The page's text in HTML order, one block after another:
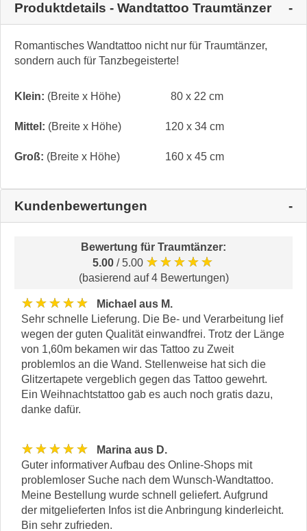
Produktdetails - Wandtattoo Traumtänzer
Romantisches Wandtattoo nicht nur für Traumtänzer,
sondern auch für Tanzbegeisterte!
Klein: (Breite x Höhe) 80 x 22 cm
Mittel: (Breite x Höhe) 120 x 34 cm
Groß: (Breite x Höhe) 160 x 45 cm
Kundenbewertungen
Bewertung für Traumtänzer:
5.00 / 5.00 ★★★★★
(basierend auf 4 Bewertungen)
★★★★★
Michael aus M.
Sehr schnelle Lieferung. Die Be- und Verarbeitung lief
wegen der guten Qualität einwandfrei. Trotz der Länge
von 1,60m bekamen wir das Tattoo zu Zweit
problemlos an die Wand. Stellenweise hat sich die
Glitzertapete vergeblich gegen das Tattoo gewehrt.
Ein Weihnachtstattoo gab es auch noch gratis dazu,
danke dafür.
★★★★★
Marina aus D.
Guter informativer Aufbau des Online-Shops mit
problemloser Suche nach dem Wunsch-Wandtattoo.
Meine Bestellung wurde schnell geliefert. Aufgrund
der mitgelieferten Infos ist die Anbringung kinderleicht.
Bin sehr zufrieden.